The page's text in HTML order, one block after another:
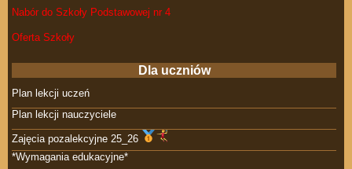
Nabór do Szkoły Podstawowej nr 4
Oferta Szkoły
Dla uczniów
Plan lekcji uczeń
Plan lekcji nauczyciele
Zajęcia pozalekcyjne 25_26
*Wymagania edukacyjne*